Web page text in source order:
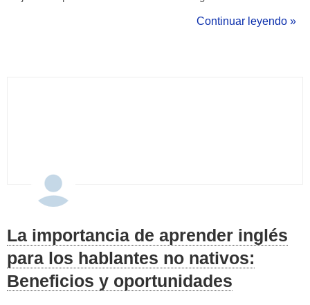
aprendan las personas que desean comunicarse con otras de
Continuar leyendo »
La importancia de aprender inglés
para los hablantes no nativos:
Beneficios y oportunidades